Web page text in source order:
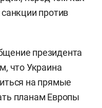
против
президента
что Украина
на прямые
планам Европы